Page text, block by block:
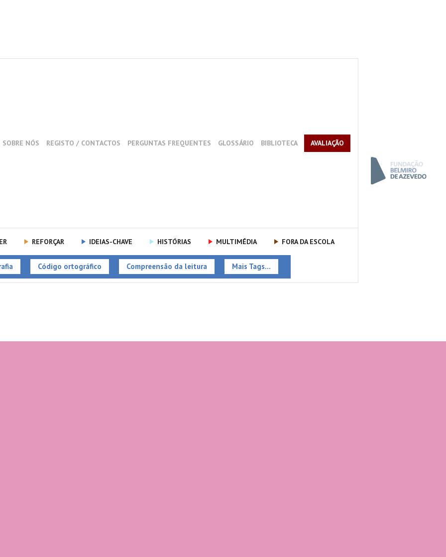
REFORÇAR IDEIAS-CHAVE HISTÓRIAS MULTIMÉDIA FORA DA ESCOLA
Código ortográfico Compreensão da leitura Mais Tags...
SOBRE NÓS REGISTO / CONTACTOS PERGUNTAS FREQUENTES GLOSSÁRIO BIBLIOTECA AVALIAÇÃO